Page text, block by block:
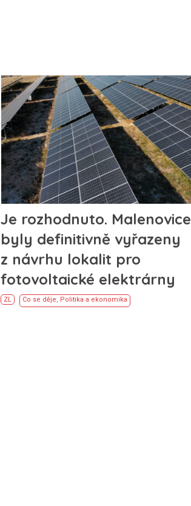
Je rozhodnuto. Malenovice
byly definitivně vyřazeny
z návrhu lokalit pro
fotovoltaické elektrárny
ZL Co se děje, Politika a ekonomika